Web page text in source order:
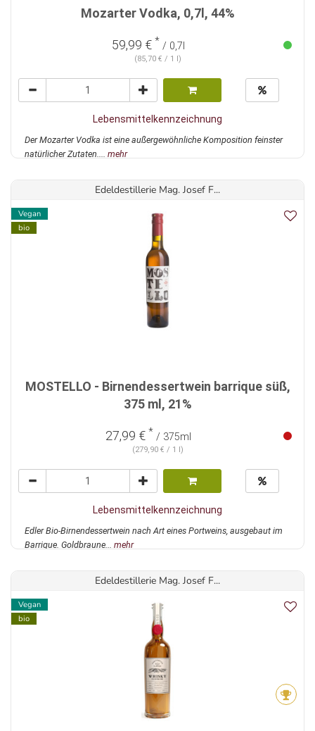
Mozarter Vodka, 0,7l, 44%
59,99 € * / 0,7l
(85,70 € / 1 l)
Lebensmittelkennzeichnung
Der Mozarter Vodka ist eine außergewöhnliche Komposition feinster
natürlicher Zutaten.... mehr
Edeldestillerie Mag. Josef F...
Vegan
bio
MOSTELLO - Birnendessertwein barrique süß,
375 ml, 21%
27,99 € * / 375ml
(279,90 € / 1 l)
Lebensmittelkennzeichnung
Edler Bio-Birnendessertwein nach Art eines Portweins, ausgebaut im
Barrique. Goldbraune... mehr
Edeldestillerie Mag. Josef F...
Vegan
bio